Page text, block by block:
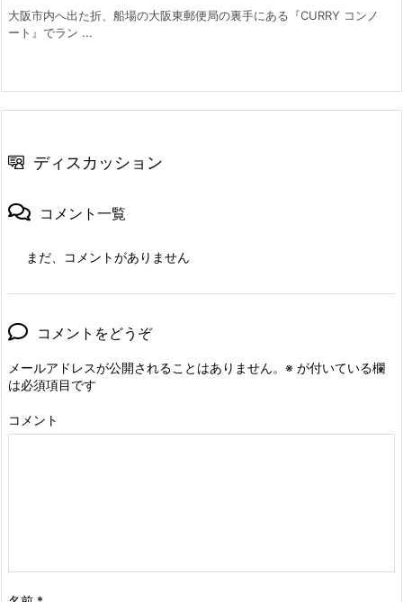
大阪市内へ出た折、船場の大阪東郵便局の裏手にある『CURRY コンノ
ート』でラン ...
ディスカッション
コメント一覧
まだ、コメントがありません
コメントをどうぞ
メールアドレスが公開されることはありません。 ※ が付いている欄
は必須項目です
コメント